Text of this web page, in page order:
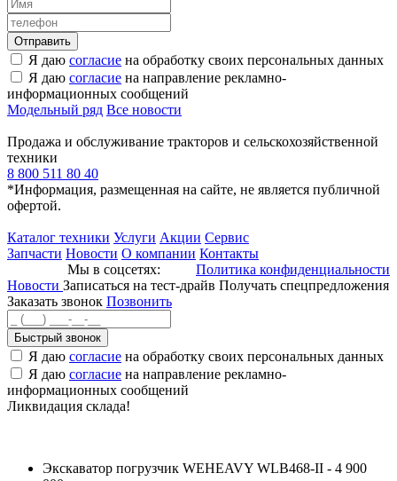
Я даю согласие на обработку своих персональных данных
Я даю согласие на направление рекламно-
информационных сообщений
Модельный ряд Все новости
Продажа и обслуживание тракторов и сельскохозяйственной
техники
8 800 511 80 40
*Информация, размещенная на сайте, не является публичной
офертой.
Каталог техники Услуги Акции Сервис
Запчасти Новости О компании Контакты
Мы в соцсетях:
Политика конфиденциальности
Новости Записаться на тест-драйв Получать спецпредложения
Заказать звонок Позвонить
Быстрый звонок
Я даю согласие на обработку своих персональных данных
Я даю согласие на направление рекламно-
информационных сообщений
Ликвидация склада!
Экскаватор погрузчик WEHEAVY WLB468-II - 4 900